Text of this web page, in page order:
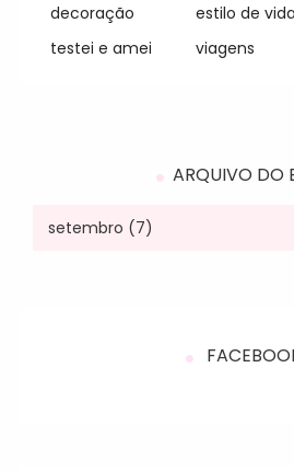
decoração
estilo de vida
testei e amei
viagens
ARQUIVO DO